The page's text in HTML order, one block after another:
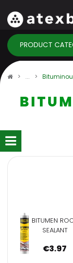
PRODUCT
DB BITUMEN
SEALANT
€3.97